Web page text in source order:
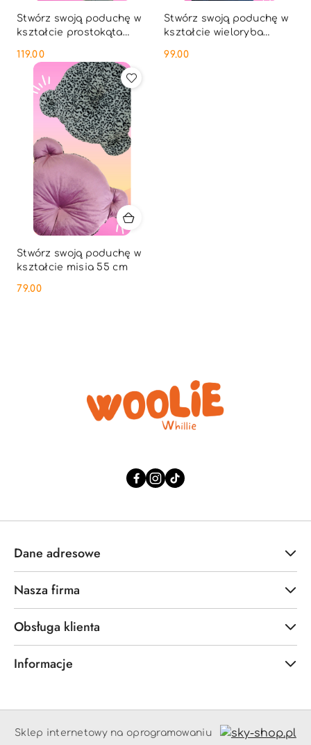
Stwórz swoją poduchę w
kształcie prostokąta
Cena:
119.00
Stwórz swoją poduchę w
kształcie wieloryba
Cena:
99.00
Stwórz swoją poduchę w
kształcie misia 55 cm
Cena:
79.00
Dane adresowe
Nasza firma
Obsługa klienta
Informacje
Sklep internetowy na oprogramowaniu